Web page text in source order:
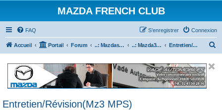
MAZDA FRENCH CLUB
FAQ Connexion
S’enregistrer
Accueil Portail Forum ..: Mazdaspeed & MPS :.. ..: Mazda3 MPS & Mazdaspeed 3 :.. Entretien/Révision(Mz3 MPS)
Entretien/Révision(Mz3 MPS)